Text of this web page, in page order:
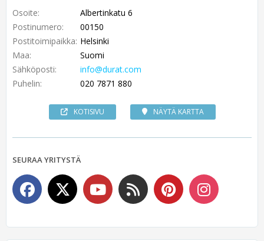
Osoite:
Albertinkatu 6
Postinumero:
00150
Postitoimipaikka: Helsinki
Maa:
Suomi
Sähköposti:
info@durat.com
Puhelin:
020 7871 880
KOTISIVU NÄYTÄ KARTTA
SEURAA YRITYSTÄ